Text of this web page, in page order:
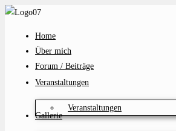
Zum
Home
Über mich
Forum / Beiträge
Veranstaltungen
Veranstaltungen
Gallerie